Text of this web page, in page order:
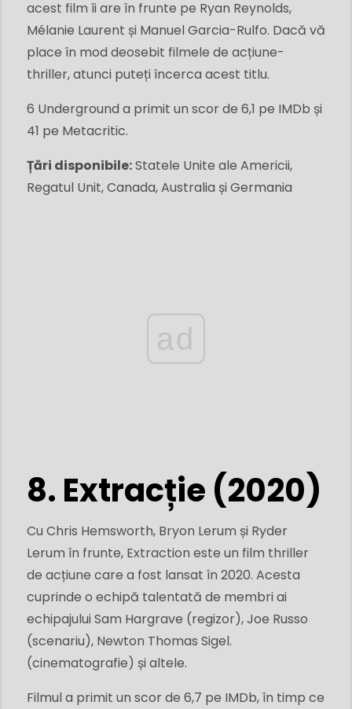
acest film îi are în frunte pe Ryan Reynolds,
Mélanie Laurent și Manuel Garcia-Rulfo. Dacă vă
place în mod deosebit filmele de acțiune-
thriller, atunci puteți încerca acest titlu.
6 Underground a primit un scor de 6,1 pe IMDb și
41 pe Metacritic.
Țări disponibile:Statele Unite ale Americii,
Regatul Unit, Canada, Australia și Germania
ad
8. Extracție (2020)
Cu Chris Hemsworth, Bryon Lerum și Ryder
Lerum în frunte, Extraction este un film thriller
de acțiune care a fost lansat în 2020. Acesta
cuprinde o echipă talentată de membri ai
echipajului Sam Hargrave (regizor), Joe Russo
(scenariu), Newton Thomas Sigel.
(cinematografie) și altele.
Filmul a primit un scor de 6,7 pe IMDb, în ​​timp ce